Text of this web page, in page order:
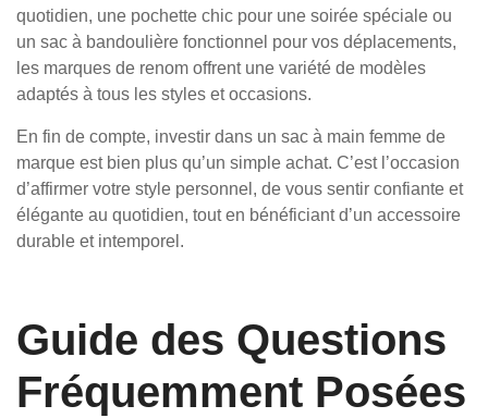
quotidien, une pochette chic pour une soirée spéciale ou
un sac à bandoulière fonctionnel pour vos déplacements,
les marques de renom offrent une variété de modèles
adaptés à tous les styles et occasions.
En fin de compte, investir dans un sac à main femme de
marque est bien plus qu’un simple achat. C’est l’occasion
d’affirmer votre style personnel, de vous sentir confiante et
élégante au quotidien, tout en bénéficiant d’un accessoire
durable et intemporel.
Guide des Questions
Fréquemment Posées